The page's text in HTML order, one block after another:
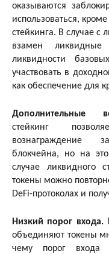
оказываются
использоваться,
стейкинга. В случае
взамен
ликвидности
участвовать в
как обеспечение для
Дополнительные
стейкинг
вознаграждение
блокчейна, но на
случае ликвидного
токены можно
DeFi-протоколах и
Низкий порог входа.
объединяют токены
чему порог входа